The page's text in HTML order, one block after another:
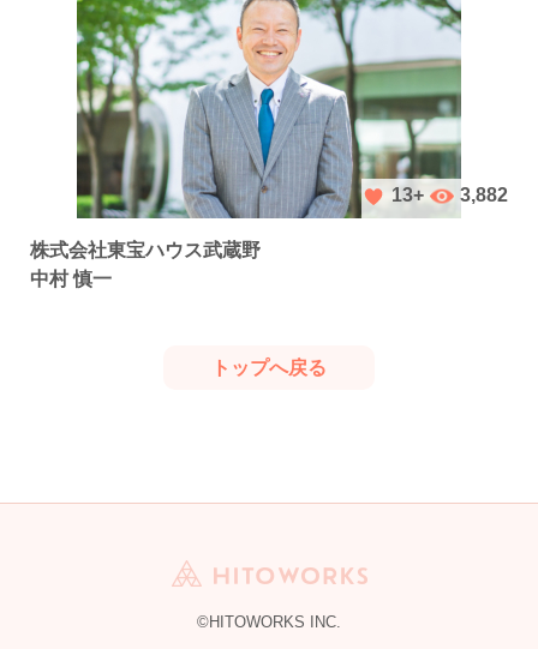
13+ 3,882
株式会社東宝ハウス武蔵野
中村 慎一
トップへ戻る
©HITOWORKS INC.